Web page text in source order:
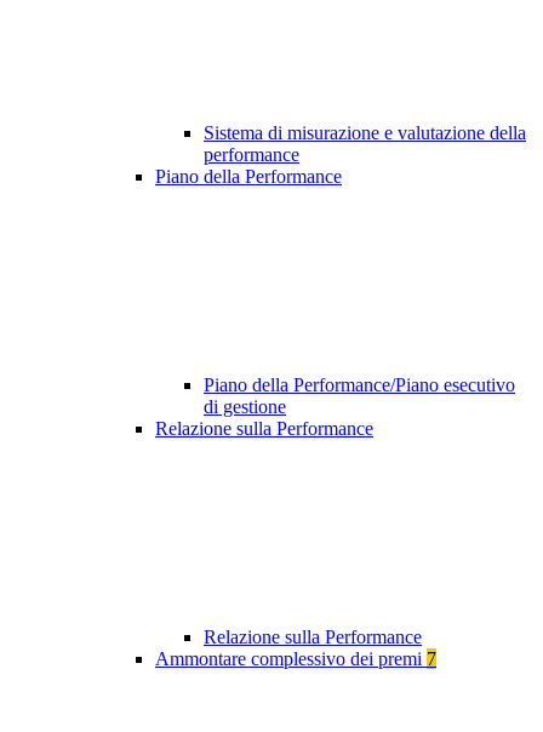
Sistema di misurazione e valutazione della
performance
Piano della Performance
Piano della Performance/Piano esecutivo
di gestione
Relazione sulla Performance
Relazione sulla Performance
Ammontare complessivo dei premi 7